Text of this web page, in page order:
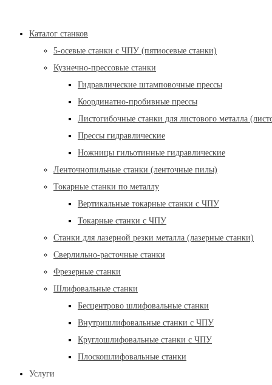
Каталог станков
5-осевые станки с ЧПУ (пятиосевые станки)
Кузнечно-прессовые станки
Гидравлические штамповочные прессы
Координатно-пробивные прессы
Листогибочные станки для листового металла
Прессы гидравлические
Ножницы гильотинные гидравлические
Ленточнопильные станки (ленточные пилы)
Токарные станки по металлу
Вертикальные токарные станки с ЧПУ
Токарные станки с ЧПУ
Станки для лазерной резки металла (лазерные станки)
Сверлильно-расточные станки
Фрезерные станки
Шлифовальные станки
Бесцентрово шлифовальные станки
Внутришлифовальные станки с ЧПУ
Круглошлифовальные станки с ЧПУ
Плоскошлифовальные станки
Услуги